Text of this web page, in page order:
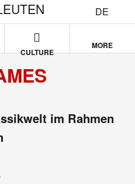
DE
CULTURE
MORE
im Rahmen